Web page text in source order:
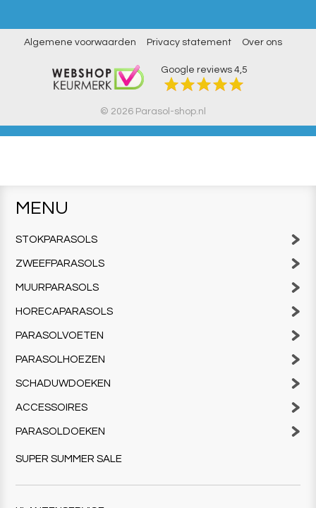
Algemene voorwaarden Privacy statement Over ons
Google reviews 4,5
© 2026 Parasol-shop.nl
MENU
STOKPARASOLS
ZWEEFPARASOLS
MUURPARASOLS
HORECAPARASOLS
PARASOLVOETEN
PARASOLHOEZEN
SCHADUWDOEKEN
ACCESSOIRES
PARASOLDOEKEN
SUPER SUMMER SALE